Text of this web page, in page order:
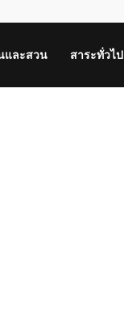
และสวน สาระทั่วไป